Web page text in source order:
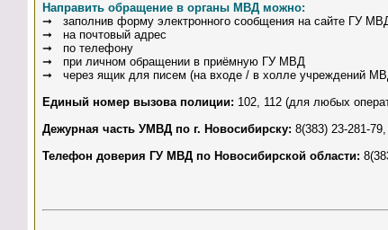
Направить обращение в органы МВД можно:
➞ заполнив форму электронного сообщения на сайте ГУ
➞ на почтовый адрес
➞ по телефону
➞ при личном обращении в приёмную ГУ МВД
➞ через ящик для писем (на входе / в холле учреждений
Единый номер вызова полиции: 102, 112 (для любых
Дежурная часть УМВД по г. Новосибирску: 8(383) 23-281-
Телефон доверия ГУ МВД по Новосибирской области: